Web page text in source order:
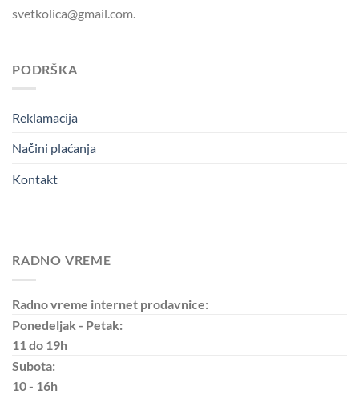
svetkolica@gmail.com.
PODRŠKA
Reklamacija
Načini plaćanja
Kontakt
RADNO VREME
Radno vreme internet prodavnice:
Ponedeljak - Petak:
11 do 19h
Subota:
10 - 16h